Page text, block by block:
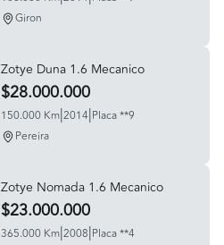
Giron
Zotye Duna 1.6 Mecanico
$28.000.000
150.000 Km|2014|Placa **9
Pereira
Zotye Nomada 1.6 Mecanico
$23.000.000
365.000 Km|2008|Placa **4